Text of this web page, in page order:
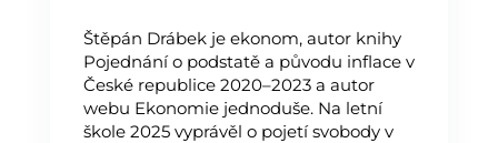
Štěpán Drábek je ekonom, autor knihy
⁠Pojednání o podstatě a původu inflace v
České republice 2020–2023⁠ a autor
webu ⁠Ekonomie jednoduše⁠. Na letní
škole 2025 vyprávěl o pojetí svobody v